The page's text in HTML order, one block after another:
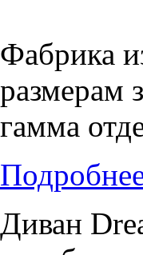
Фабрика
размерам
гамма
Диван